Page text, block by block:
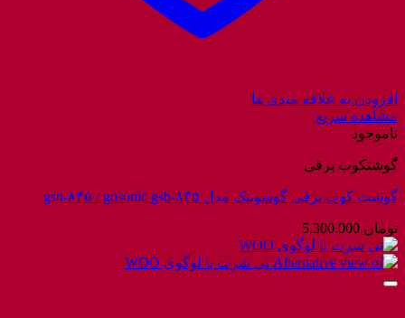
افزودن به علاقه مندی ها
مشاهده سریع
ناموجود
گوشتکوب برقی
گوشت کوب برقی گوسونیک مدل gsb-۸۴۵ / gosonic gsb-۸۴۵
تومان